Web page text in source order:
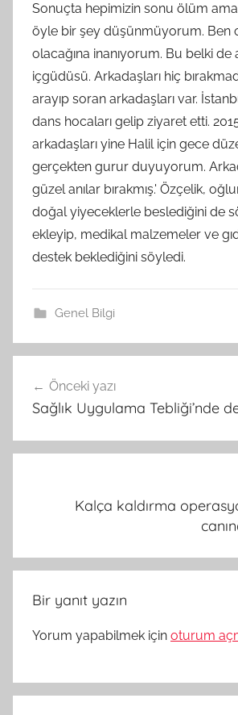
Sonuçta hepimizin sonu ölüm
öyle bir şey düşünmüyorum. Ben
olacağına inanıyorum. Bu belki de
içgüdüsü. Arkadaşları hiç
arayıp soran arkadaşları var.
dans hocaları gelip ziyaret etti. 2015
arkadaşları yine Halil için gece
gerçekten gurur duyuyorum.
güzel anılar bırakmış.' Özçelik,
doğal yiyeceklerle beslediğini de
ekleyip, medikal malzemeler ve
destek beklediğini söyledi.
Genel Bilgi
gezinmesi
Önceki yazı
Sağlık Uygulama Tebliği’nde
Kalça kaldırma
Bir yanıt yazın
Yorum yapabilmek için oturum